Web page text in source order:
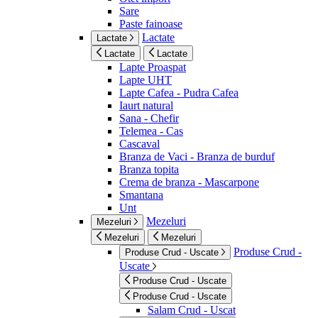
Sare
Paste fainoase
Lactate Lactate
Lactate Lactate
Lapte Proaspat
Lapte UHT
Lapte Cafea - Pudra Cafea
Iaurt natural
Sana - Chefir
Telemea - Cas
Cascaval
Branza de Vaci - Branza de burduf
Branza topita
Crema de branza - Mascarpone
Smantana
Unt
Mezeluri Mezeluri
Mezeluri
Mezeluri
Produse Crud - Uscate
Produse Crud -
Uscate
Produse Crud - Uscate
Produse Crud - Uscate
Salam Crud - Uscat